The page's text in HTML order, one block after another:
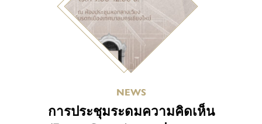
NEWS
การประชุมระดมความคิดเห็น